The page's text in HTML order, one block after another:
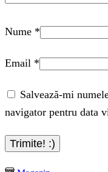
Nume *
Email *
Salvează-mi
navigator pentru data